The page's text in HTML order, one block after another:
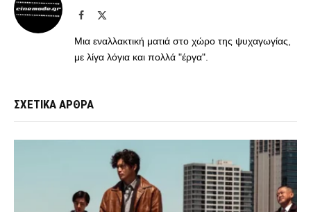
Facebook
Μια εναλλακτική ματιά στο χώρο της ψυχαγωγίας,
με λίγα λόγια και πολλά "έργα".
ΣΧΕΤΙΚΑ ΑΡΘΡΑ